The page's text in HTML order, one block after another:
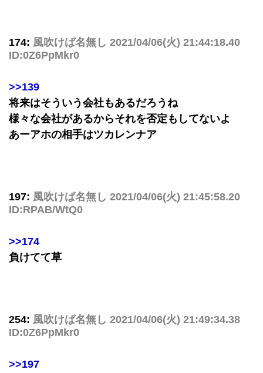
174: 風吹けば名無し 2021/04/06(火) 21:44:18.40
ID:0Z6PpMkr0
>>139
将来はそういう会社もあるだろうね
様々な会社があるからそれを否定もしてないよ
あーアホの相手はツカレンナア
197: 風吹けば名無し 2021/04/06(火) 21:45:58.20
ID:RPAB/WtQ0
>>174
負けてて草
254: 風吹けば名無し 2021/04/06(火) 21:49:34.38
ID:0Z6PpMkr0
>>197